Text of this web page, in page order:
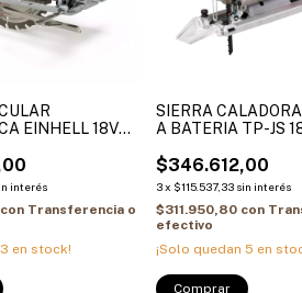
EINHELL 18V
interés
con Transferencia o
3 en stock!
SIERRA
A BATERIA TP-JS
$346.612,00
3 x $115.537,33 sin interés
$311.950,80 con
efectivo
¡Solo quedan 5 en